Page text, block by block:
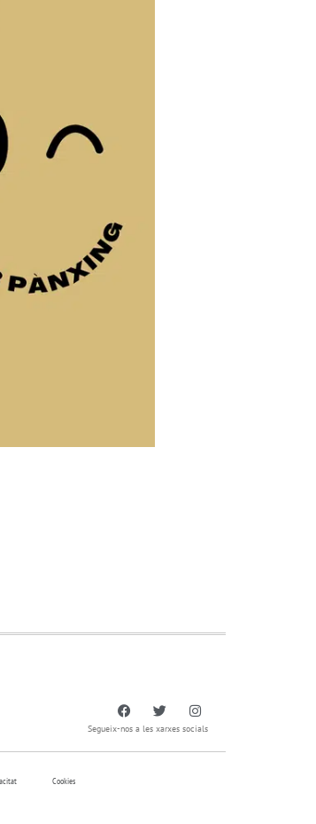
Segueix-nos a les xarxes socials
Cookies